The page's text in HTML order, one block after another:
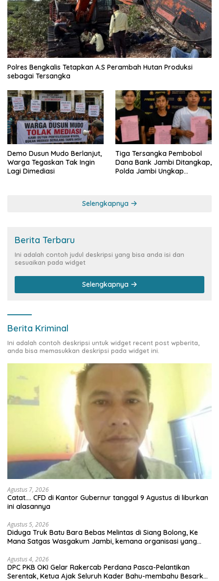
Polres Bengkalis Tetapkan A.S Perambah Hutan Produksi
sebagai Tersangka
Demo Dusun Mudo Berlanjut,
Warga Tegaskan Tak Ingin
Lagi Dimediasi
Tiga Tersangka Pembobol
Dana Bank Jambi Ditangkap,
Polda Jambi Ungkap
Selengkapnya
Berita Terbaru
Ini adalah contoh judul deskripsi yang bisa anda isi dan
sesuaikan pada widget
Selengkapnya
Berita Kriminal
Ini adalah contoh deskripsi untuk widget recent post wpberita,
anda bisa memasukkan deskripsi pada widget ini.
Agustus 7, 2026
Catat…. CFD di Kantor Gubernur tanggal 9 Agustus di liburkan
ini alasannya
Agustus 5, 2026
Diduga Truk Batu Bara Bebas Melintas di Siang Bolong, Ke
Mana Satgas Wasgakum Jambi, kemana organisasi yang
Agustus 4, 2026
DPC PKB OKI Gelar Rakercab Perdana Pasca-Pelantikan
Serentak, Ketua Ajak Seluruh Kader Bahu-membahu Besarkan